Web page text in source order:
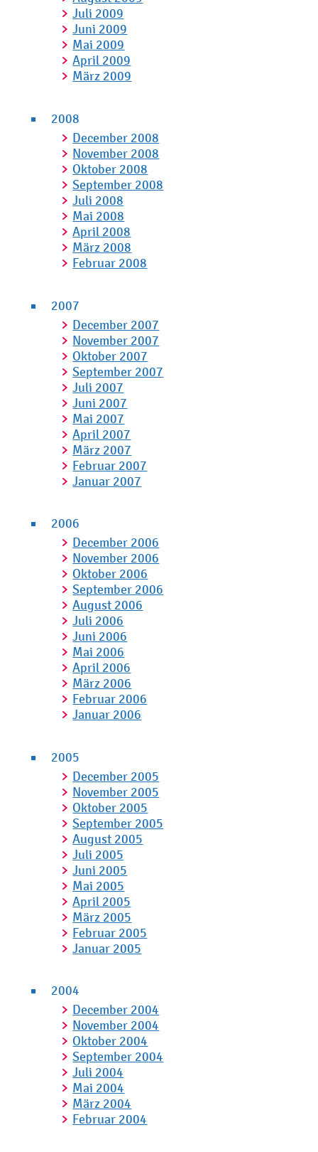
Juli 2009
Juni 2009
Mai 2009
April 2009
März 2009
2008
December 2008
November 2008
Oktober 2008
September 2008
Juli 2008
Mai 2008
April 2008
März 2008
Februar 2008
2007
December 2007
November 2007
Oktober 2007
September 2007
Juli 2007
Juni 2007
Mai 2007
April 2007
März 2007
Februar 2007
Januar 2007
2006
December 2006
November 2006
Oktober 2006
September 2006
August 2006
Juli 2006
Juni 2006
Mai 2006
April 2006
März 2006
Februar 2006
Januar 2006
2005
December 2005
November 2005
Oktober 2005
September 2005
August 2005
Juli 2005
Juni 2005
Mai 2005
April 2005
März 2005
Februar 2005
Januar 2005
2004
December 2004
November 2004
Oktober 2004
September 2004
Juli 2004
Mai 2004
März 2004
Februar 2004